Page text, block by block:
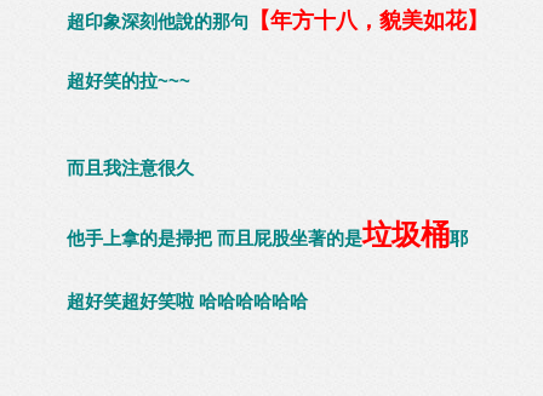
超印象深刻他說的那句 【年方十八，貌美如花】
超好笑的拉~~~
而且我注意很久
他手上拿的是掃把 而且屁股坐著的是垃圾桶耶
超好笑超好笑啦 哈哈哈哈哈哈